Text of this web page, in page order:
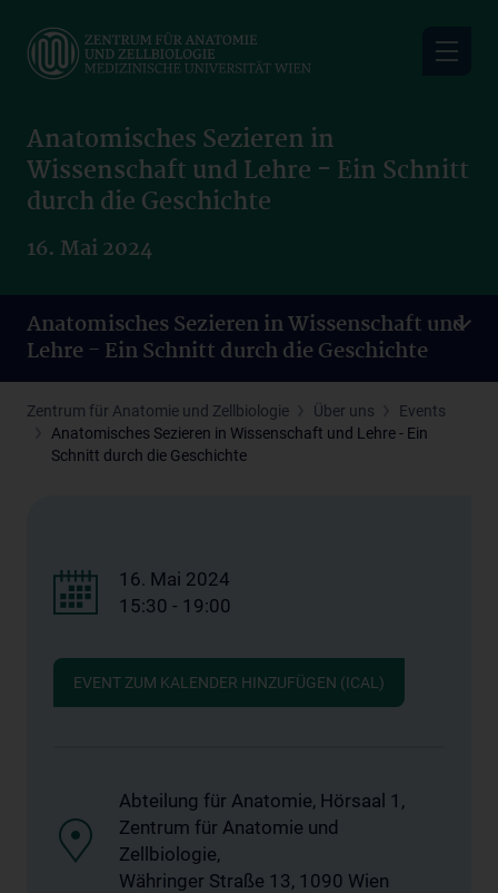
main
Anatomisches Sezieren in
Wissenschaft und Lehre - Ein Schnitt
durch die Geschichte
16. Mai 2024
Anatomisches Sezieren in Wissenschaft und
Lehre - Ein Schnitt durch die Geschichte
Zentrum für Anatomie und Zellbiologie Über uns
Events
Anatomisches Sezieren in Wissenschaft und Lehre - Ein
Schnitt durch die Geschichte
16. Mai 2024
15:30 - 19:00
EVENT ZUM KALENDER HINZUFÜGEN (ICAL)
Abteilung für Anatomie, Hörsaal 1,
Zentrum für Anatomie und
Zellbiologie,
Währinger Straße 13, 1090 Wien